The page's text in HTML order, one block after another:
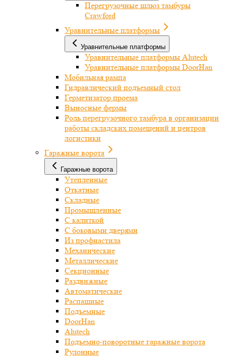
Перегрузочные шлюз тамбуры
Crawford
Уравнительные платформы
Уравнительные платформы
Уравнительные платформы Alutech
Уравнительные платформы DoorHan
Мобильная рампа
Гидравлический подъемный стол
Герметизатор проема
Выносные фермы
Роль перегрузочного тамбура в организации
работы складских помещений и центров
логистики
Гаражные ворота
Гаражные ворота
Утепленные
Откатные
Складные
Промышленные
С калиткой
С боковыми дверями
Из профнастила
Механические
Металлические
Секционные
Раздвижные
Автоматические
Распашные
Подъемные
DoorHan
Alutech
Подъемно-поворотные гаражные ворота
Рулонные